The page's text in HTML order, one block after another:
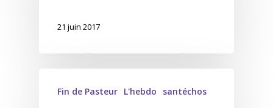
21 juin 2017
Fin de Pasteur L'hebdo santéchos